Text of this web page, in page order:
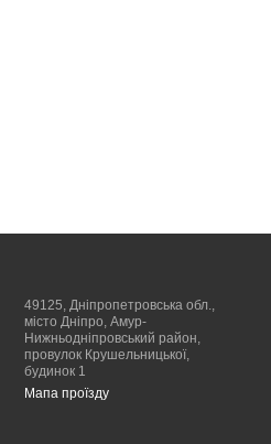
49125, Дніпропетровська обл.,
місто Дніпро, Амур-
Нижньодніпровський район,
провулок Крушельницької,
будинок 1
Мапа проїзду